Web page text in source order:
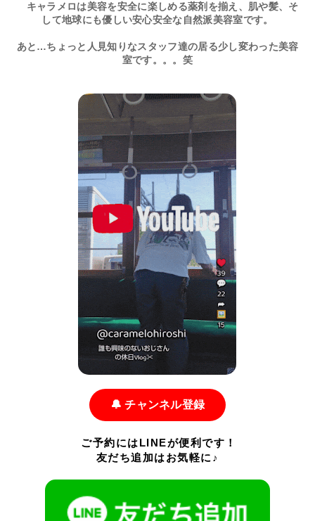
キャラメロは美容を安全に楽しめる薬剤を揃え、肌や髪、そ
して地球にも優しい安心安全な自然派美容室です。
あと…ちょっと人見知りなスタッフ達の居る少し変わった美容
室です。。。笑
🔔 チャンネル登録
ご予約にはLINEが便利です！
友だち追加はお気軽に♪